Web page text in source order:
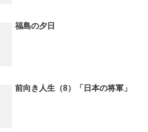
福島の夕日
前向き人生（8）「日本の将軍」